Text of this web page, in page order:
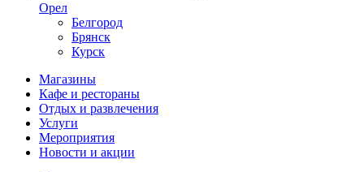
Орел
Белгород
Брянск
Курск
Магазины
Кафе и рестораны
Отдых и развлечения
Услуги
Мероприятия
Новости и акции